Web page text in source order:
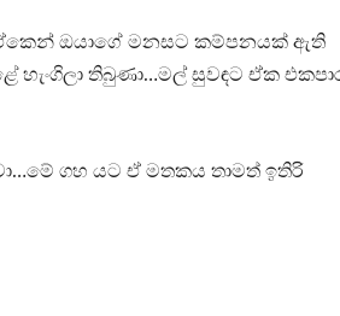
ඔයාගේ මනසට කම්පනයක් ඇති
තිබුණා…මල් සුවඳට ඒක
ගහ යට ඒ මතකය තාමත් ඉතිරි